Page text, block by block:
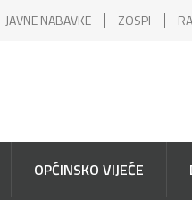
JAVNE NABAVKE ZOSPI
OPĆINSKO VIJEĆE